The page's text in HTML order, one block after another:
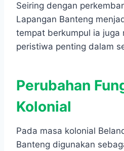
Seiring dengan
Lapangan Banteng
tempat berkumpul ia juga
peristiwa penting dalam
Perubahan
Kolonial
Pada masa kolonial
Banteng digunakan